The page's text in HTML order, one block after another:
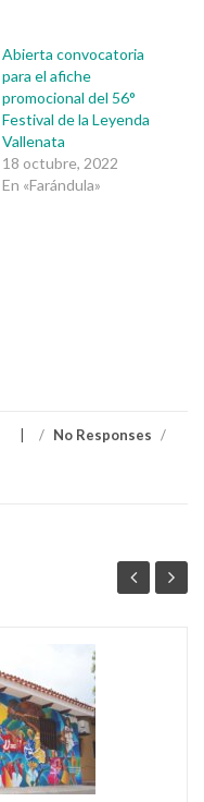
Abierta convocatoria
para el afiche
promocional del 56°
Festival de la Leyenda
Vallenata
18 octubre, 2022
En «Farándula»
/ No Responses /